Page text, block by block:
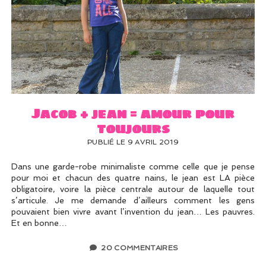
Jacob + jean = amour pour
toujours
PUBLIÉ LE 9 AVRIL 2019
Dans une garde-robe minimaliste comme celle que je pense
pour moi et chacun des quatre nains, le jean est LA pièce
obligatoire, voire la pièce centrale autour de laquelle tout
s’articule. Je me demande d’ailleurs comment les gens
pouvaient bien vivre avant l’invention du jean… Les pauvres.
Et en bonne…
20 COMMENTAIRES